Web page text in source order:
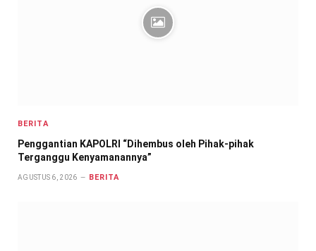
BERITA
Penggantian KAPOLRI “Dihembus oleh Pihak-pihak
Terganggu Kenyamanannya”
AGUSTUS 6, 2026 BERITA